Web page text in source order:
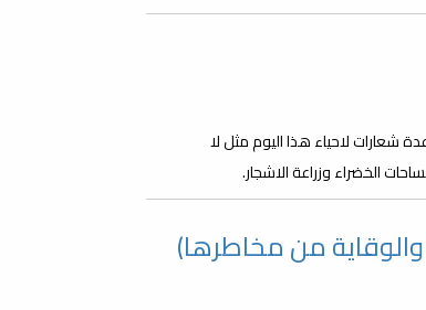
شعارات لاحياء هذا اليوم مثل لا
الخضراء وزراعة الاشجار.
من مخاطرها)